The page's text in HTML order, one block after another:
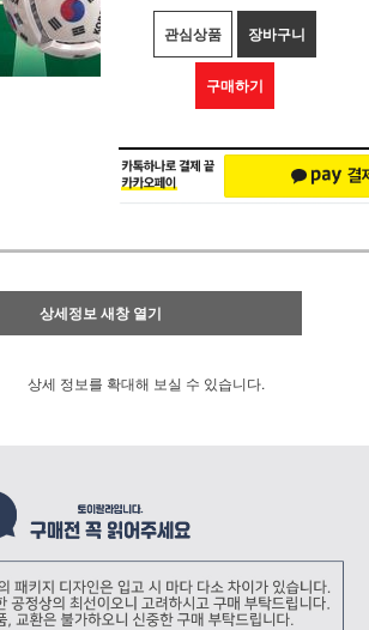
관심상품 장바구니
구매하기
상세정보 새창 열기
상세 정보를 확대해 보실 수 있습니다.